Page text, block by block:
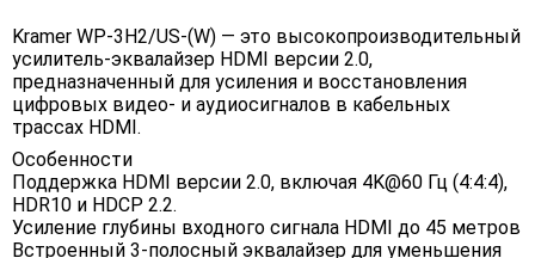
Kramer WP-3H2/US-(W) — это высокопроизводительный
усилитель-эквалайзер HDMI версии 2.0,
предназначенный для усиления и восстановления
цифровых видео- и аудиосигналов в кабельных
трассах HDMI.
Особенности
Поддержка HDMI версии 2.0, включая 4K@60 Гц (4:4:4),
HDR10 и HDCP 2.2.
Усиление глубины входного сигнала HDMI до 45 метров
Встроенный 3-полосный эквалайзер для уменьшения